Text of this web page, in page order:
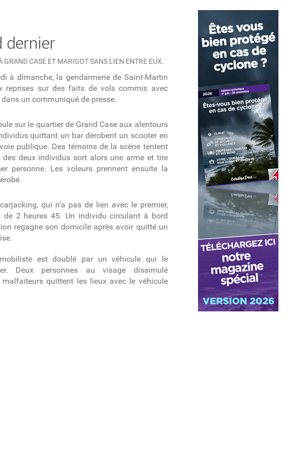
dernier
GRAND CASE ET MARIGOT SANS LIEN ENTRE EUX.
à dimanche, la gendarmerie de Saint-Martin
reprises sur des faits de vols commis avec
un communiqué de presse.
sur le quartier de Grand Case aux alentours
quittant un bar dérobent un scooter en
publique. Des témoins de la scène tentent
des deux individus sort alors une arme et tire
personne. Les voleurs prennent ensuite la
qui n’a pas de lien avec le premier,
de 2 heures 45. Un individu circulant à bord
regagne son domicile après avoir quitté un
est doublé par un véhicule qui le
Deux personnes au visage dissimulé
malfaiteurs quittent les lieux avec le véhicule